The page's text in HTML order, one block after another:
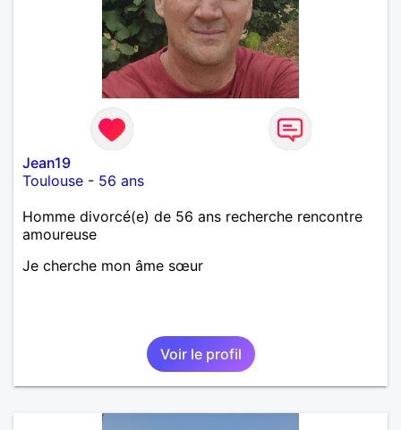
Jean19
Toulouse - 56 ans
Homme divorcé(e) de 56 ans recherche rencontre
amoureuse
Je cherche mon âme sœur
Voir le profil